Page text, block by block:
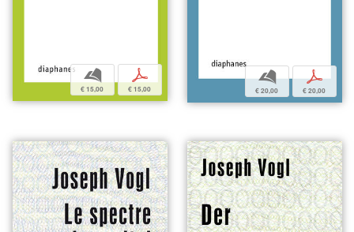
b
€ 15,00
p
€ 15,00
b
€ 20,00
p
€ 20,00